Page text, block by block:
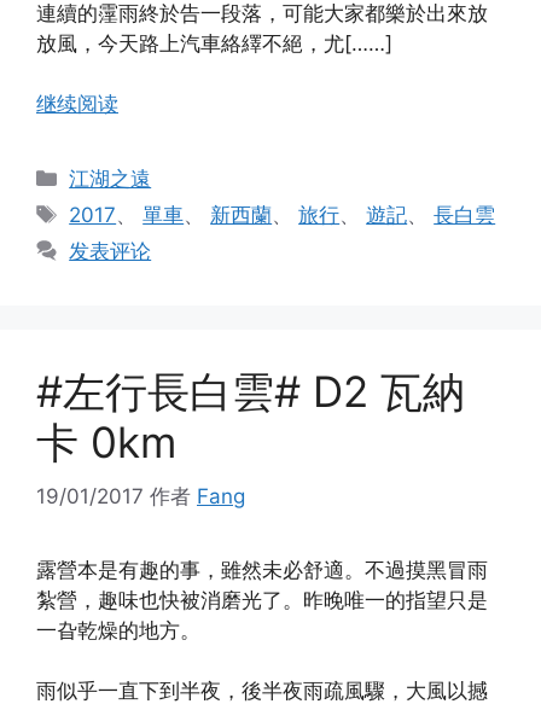
連續的霪雨終於告一段落，可能大家都樂於出來放
放風，今天路上汽車絡繹不絕，尤[……]
继续阅读
分
类
江湖之遠
标
签
2017、單車、 新西蘭、旅行、遊記、長白雲
发表评论
#左行長白雲# D2 瓦納
卡 0km
19/01/2017 作者 Fang
露營本是有趣的事，雖然未必舒適。不過摸黑冒雨
紮營，趣味也快被消磨光了。昨晚唯一的指望只是
一旮乾燥的地方。
雨似乎一直下到半夜，後半夜雨疏風驟，大風以撼